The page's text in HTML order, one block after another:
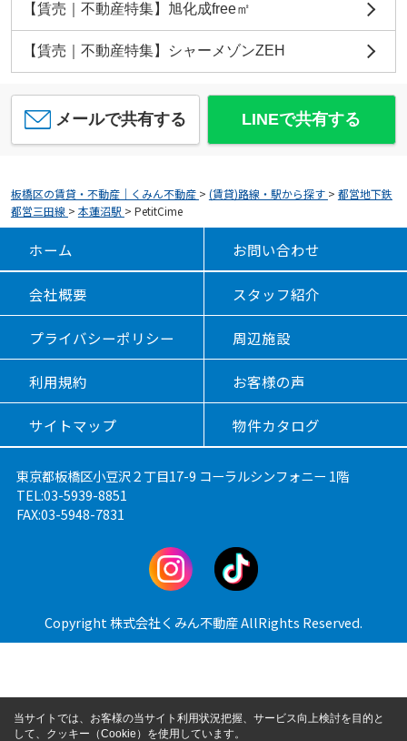
【賃売｜不動産特集】旭化成free㎡
【賃売｜不動産特集】シャーメゾンZEH
メールで共有する LINEで共有する
板橋区の賃貸・不動産｜くみん不動産 > (賃貸)路線・駅から探す > 都営地下鉄
都営三田線 > 本蓮沼駅 > PetitCime
ホーム お問い合わせ
会社概要 スタッフ紹介
プライバシーポリシー 周辺施設
利用規約 お客様の声
サイトマップ 物件カタログ
東京都板橋区小豆沢２丁目17-9 コーラルシンフォニー 1階
TEL:03-5939-8851
FAX:03-5948-7831
Copyright 株式会社くみん不動産 AllRights Reserved.
当サイトでは、お客様の当サイト利用状況把握、サービス向上検討を目的と
して、クッキー（Cookie）を使用しています。